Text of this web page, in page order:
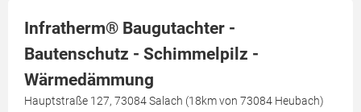
Infratherm® Baugutachter -
Bautenschutz - Schimmelpilz -
Wärmedämmung
Hauptstraße 127, 73084 Salach (18km von 73084 Heubach)